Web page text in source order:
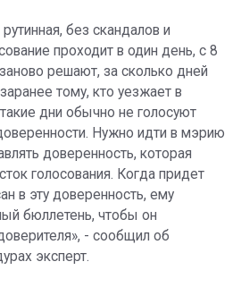
без скандалов и
проходит в один день, с 8
решают, за сколько дней
тому, кто уезжает в
дни обычно не голосуют
Нужно идти в мэрию
доверенность, которая
голосования. Когда придет
в эту доверенность, ему
бюллетень, чтобы он
- сообщил об
эксперт.